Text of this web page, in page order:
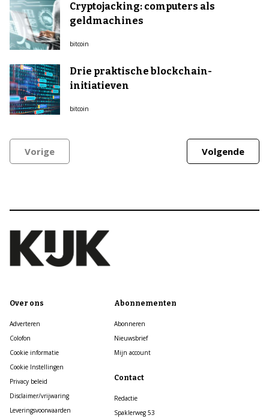
Cryptojacking: computers als
geldmachines
bitcoin
Drie praktische blockchain-
initiatieven
bitcoin
Vorige Volgende
Over ons
Adverteren
Colofon
Cookie informatie
Cookie Instellingen
Privacy beleid
Disclaimer/vrijwaring
Leveringsvoorwaarden
Abonnementen
Abonneren
Nieuwsbrief
Mijn account
Contact
Redactie
Spaklerweg 53